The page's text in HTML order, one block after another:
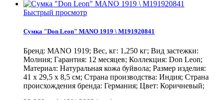
Быстрый просмотр
Сумка "Don Leon" MANO 1919 \ M191920841
Бренд: MANO 1919; Вес, кг: 1,250 кг; Вид застежки:
Молния; Гарантия: 12 месяцев; Коллекция: Don Leon;
Материал: Натуральная кожа буйвола; Размер изделия:
41 х 29,5 х 8,5 см; Страна производства: Индия; Страна
происхождения бренда: Германия; Цвет: Коричневый;